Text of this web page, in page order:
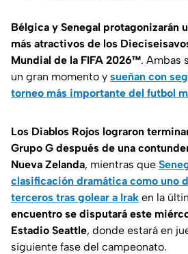
Bélgica y Senegal protagonizarán
más atractivos de los
Mundial de la FIFA 2026™. Ambas
un gran momento y sueñan con
torneo más importante del futbol
Los Diablos Rojos lograron
Grupo G después de una
Nueva Zelanda, mientras que
clasificación dramática como uno
terceros tras golear a Irak en la
encuentro se disputará este
Estadio Seattle, donde estará en
siguiente fase del campeonato.